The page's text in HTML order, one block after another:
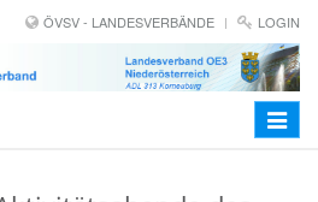
ÖVSV - LANDESVERBÄNDE LOGIN
Toggle